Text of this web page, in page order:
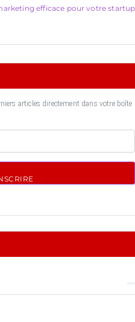
efficace pour votre startup
articles directement dans votre boîte